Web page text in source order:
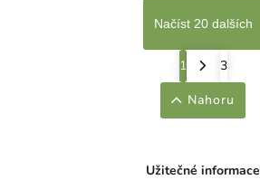
Načíst 20 dalších
1
3
Nahoru
Užitečné informace